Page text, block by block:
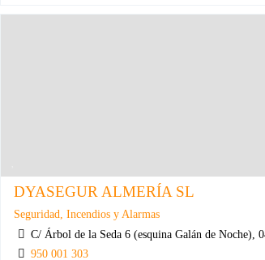
DYASEGUR ALMERÍA SL
Seguridad, Incendios y Alarmas
C/ Árbol de la Seda 6 (esquina Galán de Noche),
950 001 303